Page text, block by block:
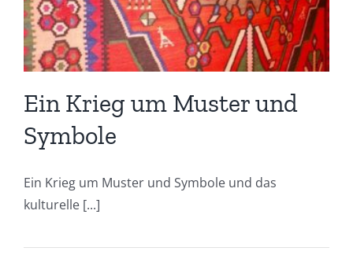
Ein Krieg um Muster und
Symbole
Ein Krieg um Muster und Symbole und das
kulturelle [...]